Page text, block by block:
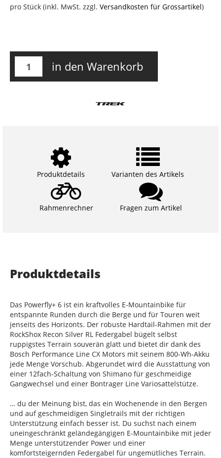
pro Stück (inkl. MwSt. zzgl. Versandkosten für Grossartikel)
in den Warenkorb
Produktdetails Varianten des Artikels
Rahmenrechner Fragen zum Artikel
Produktdetails
Das Powerfly+ 6 ist ein kraftvolles E-Mountainbike für
entspannte Runden durch die Berge und für Touren weit
jenseits des Horizonts. Der robuste Hardtail-Rahmen mit der
RockShox Recon Silver RL Federgabel bügelt selbst
ruppigstes Terrain souverän glatt und bietet dir dank des
Bosch Performance Line CX Motors mit seinem 800-Wh-Akku
jede Menge Vorschub. Abgerundet wird die Ausstattung von
einer 12fach-Schaltung von Shimano für geschmeidige
Gangwechsel und einer Bontrager Line Variosattelstütze.
… du der Meinung bist, das ein Wochenende in den Bergen
und auf geschmeidigen Singletrails mit der richtigen
Unterstützung einfach besser ist. Du suchst nach einem
uneingeschränkt geländegängigen E-Mountainbike mit jeder
Menge unterstützender Power und einer
komfortsteigernden Federgabel für ungemütliches Terrain.